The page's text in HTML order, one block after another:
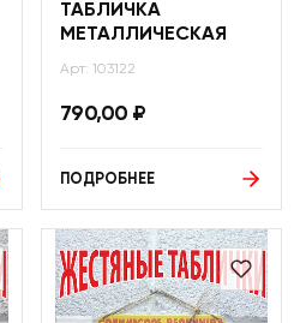
ТАБЛИЧКА
МЕТАЛЛИЧЕСКАЯ
Арт: 103122
790,00 ₽
ПОДРОБНЕЕ